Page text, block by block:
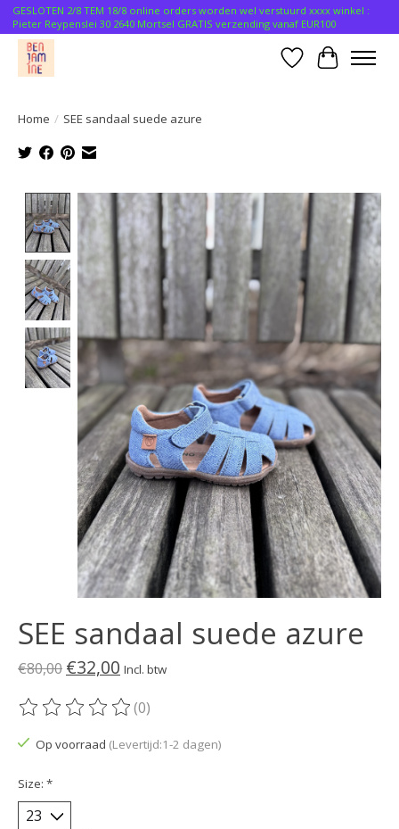
GESLOTEN 2/8 TEM 18/8 online orders worden wel verstuurd xxxx winkel :
Pieter Reypenslei 30 2640 Mortsel GRATIS verzending vanaf EUR100
Verlanglijst
Home / SEE sandaal suede azure
Product image slideshow Items
SEE sandaal suede azure
€80,00 €32,00 Incl. btw
De beoordeling van dit product is
(0)
Op voorraad (Levertijd:1-2 dagen)
Size: *